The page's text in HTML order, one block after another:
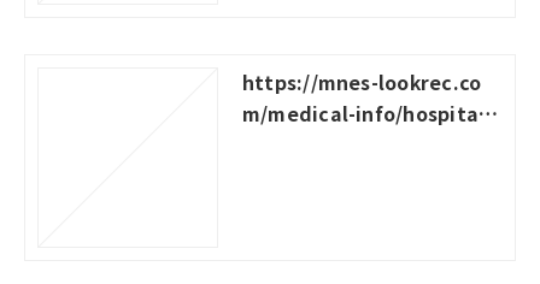
https://mnes-lookrec.co
m/medical-info/hospital-